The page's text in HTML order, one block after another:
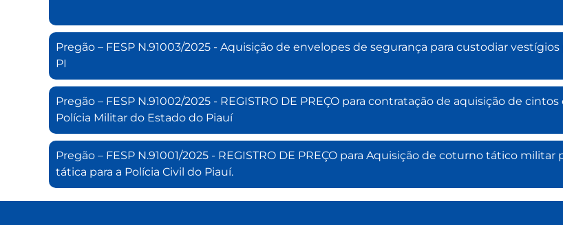
Pregão – FESP N.91003/2025 - Aquisição de envelopes de segurança para custodiar
PI
Pregão – FESP N.91002/2025 - REGISTRO DE PREÇO para contratação de aquisição de
Polícia Militar do Estado do Piauí
Pregão – FESP N.91001/2025 - REGISTRO DE PREÇO para Aquisição de coturno tático
tática para a Polícia Civil do Piauí.